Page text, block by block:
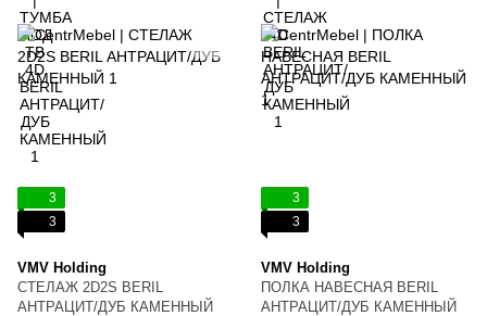
3
3
VMV Holding
СТЕЛАЖ 2D2S BERIL
АНТРАЦИТ/ДУБ КАМЕННЫЙ
3
3
VMV Holding
ПОЛКА НАВЕСНАЯ BERIL
АНТРАЦИТ/ДУБ КАМЕННЫЙ